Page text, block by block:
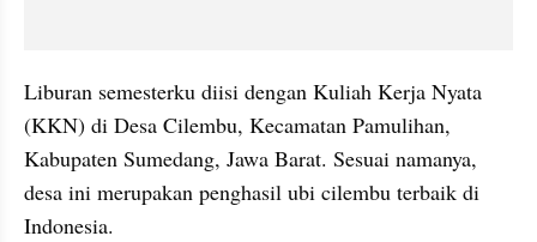
Liburan semesterku diisi dengan Kuliah Kerja Nyata
(KKN) di Desa Cilembu, Kecamatan Pamulihan,
Kabupaten Sumedang, Jawa Barat. Sesuai namanya,
desa ini merupakan penghasil ubi cilembu terbaik di
Indonesia.